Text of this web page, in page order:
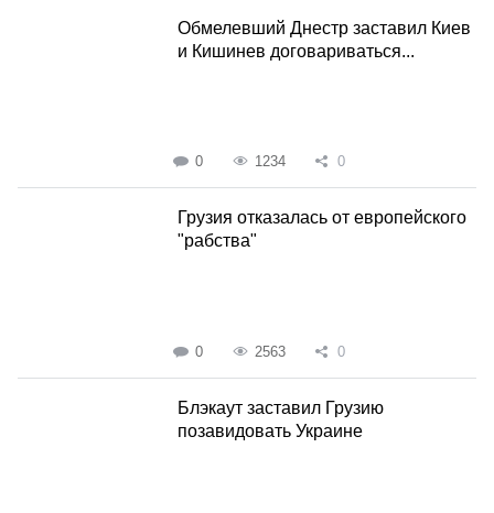
Обмелевший Днестр заставил Киев
и Кишинев договариваться...
0 1234 0
Грузия отказалась от европейского
"рабства"
0 2563 0
Блэкаут заставил Грузию
позавидовать Украине